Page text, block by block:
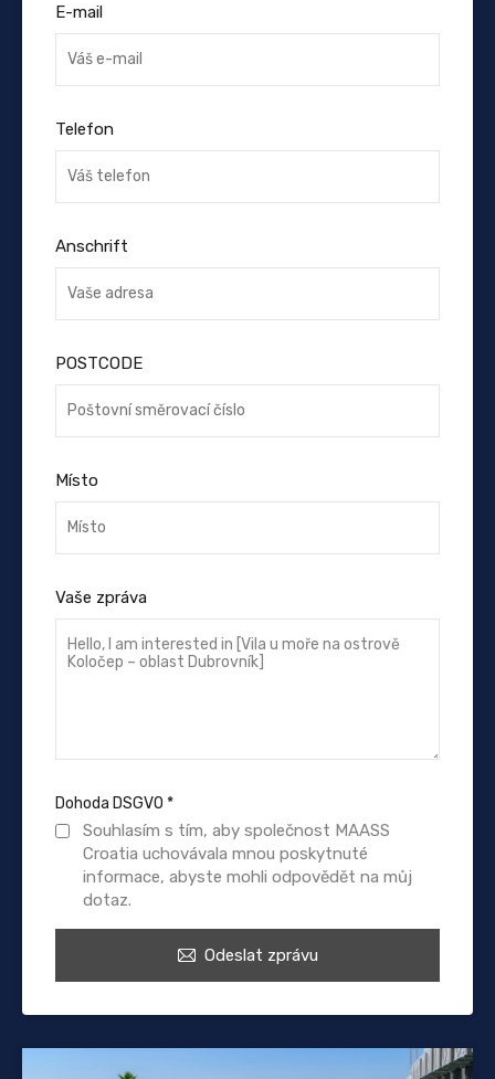
E-mail
Telefon
Anschrift
POSTCODE
Místo
Vaše zpráva
Dohoda DSGVO *
Souhlasím s tím, aby společnost MAASS
Croatia uchovávala mnou poskytnuté
informace, abyste mohli odpovědět na můj
dotaz.
Odeslat zprávu